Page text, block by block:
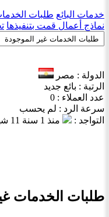
خدمات البائع طلبات
نماذج أعمال قمت بتنفيذها
الدولة : مصر
الرتبة : بائع جديد
عدد العملاء : 0
سرعة الرد : لم يحسب
التواجد :
منذ 1 سنة 11 شهر
طلبات الخدمات